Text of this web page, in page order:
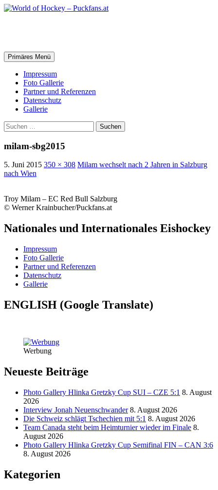
Zum
Suchen
Primäres Menü
Impressum
Foto Gallerie
Partner und Referenzen
Datenschutz
Gallerie
Suchen
nach:
milam-sbg2015
5. Juni 2015 350 × 308 Milam wechselt nach 2 Jahren in Salzburg
nach Wien
Troy Milam – EC Red Bull Salzburg
© Werner Krainbucher/Puckfans.at
Nationales und Internationales Eishockey
Impressum
Foto Gallerie
Partner und Referenzen
Datenschutz
Gallerie
ENGLISH (Google Translate)
Werbung
Neueste Beiträge
Photo Gallery Hlinka Gretzky Cup SUI – CZE 5:1 8. August
2026
Interview Jonah Neuenschwander 8. August 2026
Die Schweiz schlägt Tschechien mit 5:1 8. August 2026
Team Canada steht beim Heimturnier wieder im Finale 8.
August 2026
Photo Gallery Hlinka Gretzky Cup Semifinal FIN – CAN 3:6
8. August 2026
Kategorien